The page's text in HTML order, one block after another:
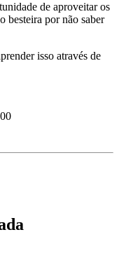
de aproveitar os
besteira por não saber
isso através de